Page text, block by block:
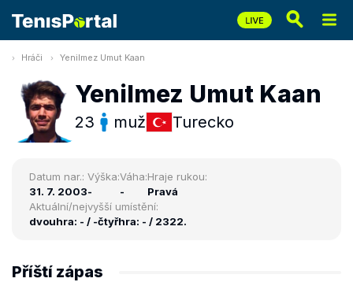
Hráči Yenilmez Umut Kaan
Yenilmez Umut Kaan
23 muž Turecko
Datum nar.:
31. 7. 2003
Výška:
-
Váha:
-
Hraje rukou:
Pravá
Aktuální/nejvyšší umístění:
dvouhra: - / -čtyřhra: - / 2322.
Příští zápas